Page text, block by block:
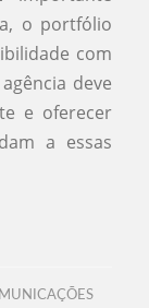
o portfólio
com
deve
e oferecer
a essas